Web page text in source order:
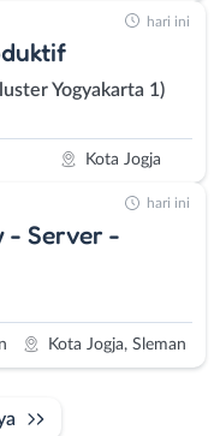
Yogyakarta 1)
Kota Jogja
hari ini
- Server -
Kota Jogja, Sleman
hari ini